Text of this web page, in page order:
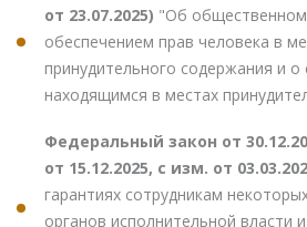
от 23.07.2025) "Об общественном
обеспечением прав человека в
принудительного содержания и о
находящимся в местах
Федеральный закон от
от 15.12.2025, с изм. от
гарантиях сотрудникам
органов исполнительной власти